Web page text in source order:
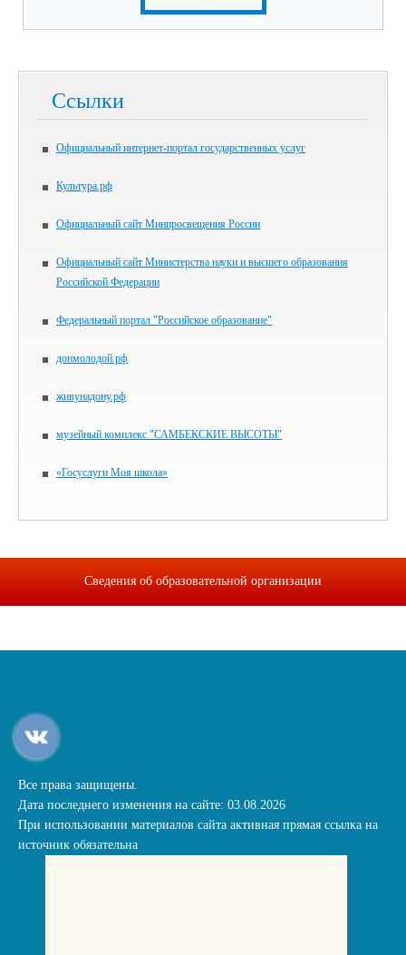
Ссылки
Официальный интернет-портал государственных услуг
Культура.рф
Официальный сайт Минпросвещения России
Официальный сайт Министерства науки и высшего образования
Российской Федерации
Федеральный портал "Российское образование"
донмолодой.рф
живунадону.рф
музейный комплекс "САМБЕКСКИЕ ВЫСОТЫ"
«Госуслуги Моя школа»
Сведения об образовательной организации
Все права защищены.
Дата последнего изменения на сайте: 03.08.2026
При использовании материалов сайта активная прямая ссылка на
источник обязательна